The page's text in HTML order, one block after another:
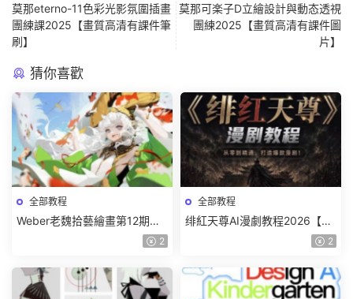
莫那eterno-11色彩光影氛圍插畫
團練課2025【畫質高清有課件筆
刷】
莫那可楽子D立繪設計與動态透視
團練2025【畫質高清有課件圖
片】
猜你喜歡
全部教程
Weber老魏拾藝繪畫第12期角
色特訓班【畫質不錯隻有視
2
全部教程
绯紅天尊AI漫劇教程2026【畫
2